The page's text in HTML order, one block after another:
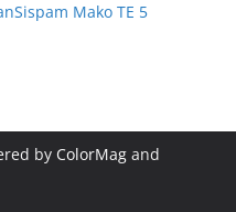
Mako TE 5
by ColorMag and